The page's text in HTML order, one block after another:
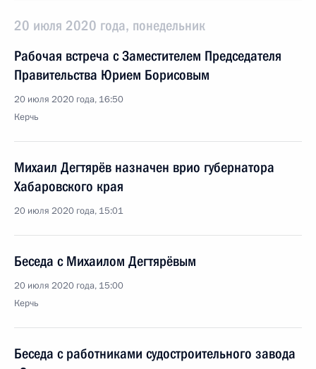
20 июля 2020 года, понедельник
Рабочая встреча с Заместителем Председателя
Правительства Юрием Борисовым
20 июля 2020 года, 16:50
Керчь
Михаил Дегтярёв назначен врио губернатора
Хабаровского края
20 июля 2020 года, 15:01
Беседа с Михаилом Дегтярёвым
20 июля 2020 года, 15:00
Керчь
Беседа с работниками судостроительного завода